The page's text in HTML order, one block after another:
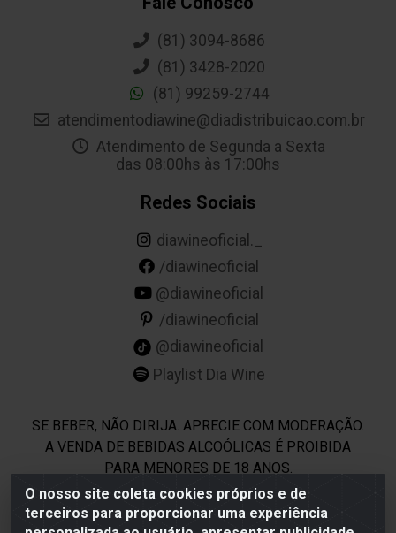
O nosso site coleta cookies próprios e de
terceiros para proporcionar uma experiência
(81) 3094-8686
(81) 3428-2020
(81) 99259-2744
atendimentodiawine@diadistribuicao.com.br
Atendimento de Segunda a Sexta
das 08:00hs às 17:00hs
Redes Sociais
diawineoficial._
/diawineoficial
@diawineoficial
/diawineoficial
@diawineoficial
Playlist Dia Wine
SE BEBER, NÃO DIRIJA. APRECIE COM MODERAÇÃO.
A VENDA DE BEBIDAS ALCOÓLICAS É PROIBIDA
PARA MENORES DE 18 ANOS.
Dia Wine - Rodovia BR 232 KM 22,5 - Moreno/PE - CEP